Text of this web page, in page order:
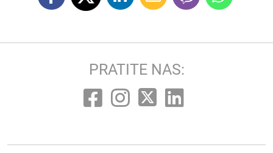
PRATITE NAS: